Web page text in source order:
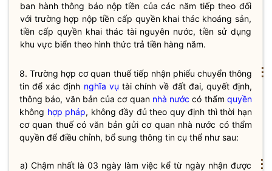
ban hành thông báo nộp tiền của các năm tiếp theo đối
với trường hợp nộp tiền cấp quyền khai thác khoáng sản,
tiền cấp quyền khai thác tài nguyên nước, tiền sử dụng
khu vực biển theo hình thức trả tiền hàng năm.
8. Trường hợp cơ quan thuế tiếp nhận phiếu chuyển thông
tin để xác định nghĩa vụ tài chính về đất đai, quyết định,
thông báo, văn bản của cơ quan nhà nước có thẩmquyền
không hợp pháp, không đầy đủ theo quy định thì thời hạn
cơ quan thuế có văn bản gửi cơ quan nhà nước có thẩm
quyền để điều chỉnh, bổ sung thông tin cụ thể như sau:
a) Chậm nhất là 03 ngày làm việc kể từ ngày nhận được
⋮
⋮